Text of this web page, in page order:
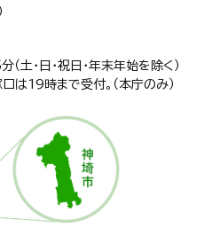
土・日・祝日・年末年始を除く）
は19時まで受付。（本庁のみ）